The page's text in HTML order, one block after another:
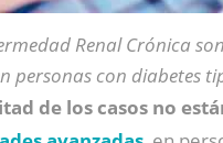
Renal Crónica
personas con diabetes
de los casos no